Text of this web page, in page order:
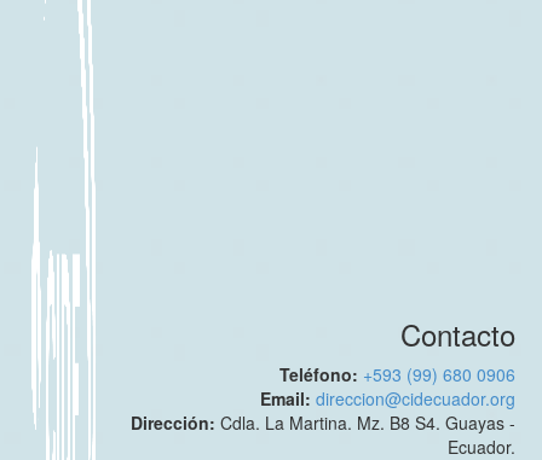
Contacto
Teléfono: +593 (99) 680 0906
Email:direccion@cidecuador.org
Dirección:Cdla. La Martina. Mz. B8 S4. Guayas -
Ecuador.